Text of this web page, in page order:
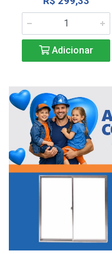
Adicionar